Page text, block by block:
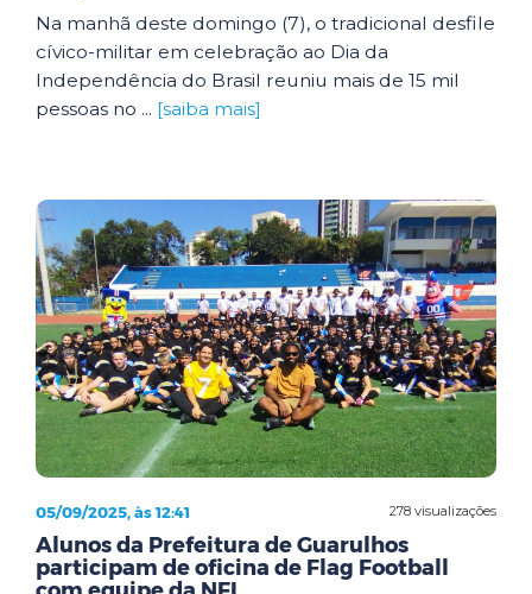
Na manhã deste domingo (7), o tradicional desfile
cívico-militar em celebração ao Dia da
Independência do Brasil reuniu mais de 15 mil
pessoas no ... [saiba mais]
278 visualizações
05/09/2025, às 12:41
Alunos da Prefeitura de Guarulhos
participam de oficina de Flag Football